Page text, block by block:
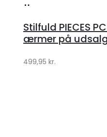
Klædeskabet.dk
Stilfuld PIECES
ærmer på
499,95 kr.